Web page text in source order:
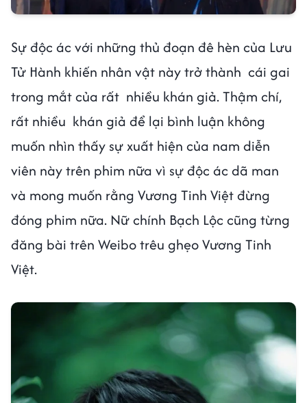
Sự độc ác với những thủ đoạn đê hèn của Lưu
Tử Hành khiến nhân vật này trở thành cái gai
trong mắt của rất nhiều khán giả. Thậm chí,
rất nhiều khán giả để lại bình luận không
muốn nhìn thấy sự xuất hiện của nam diễn
viên này trên phim nữa vì sự độc ác dã man
và mong muốn rằng Vương Tinh Việt đừng
đóng phim nữa. Nữ chính Bạch Lộc cũng từng
đăng bài trên Weibo trêu ghẹo Vương Tinh
Việt.